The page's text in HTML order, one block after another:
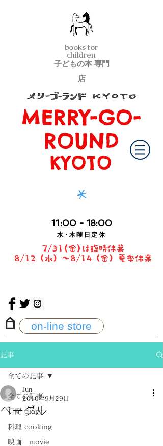
子どもの本 専門
店
books for
children
メリーゴーランド京都
MERRY-GO-
ROUND
KYOTO
*
11 :00 - 18:00
水・ 木曜日定休
7/31(金)は臨時休業
8/12（水）〜8/14（金）夏季休業
on-line store
記事
全ての記事
日記 diary
料理 cooking
映画 movie
全ての記事
ベーグル
Jun
2010年9月29日